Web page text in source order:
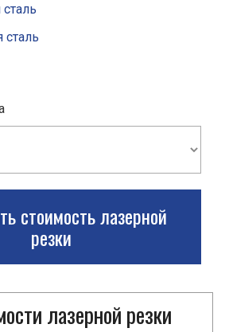
стоимость лазерной
резки
лазерной резки